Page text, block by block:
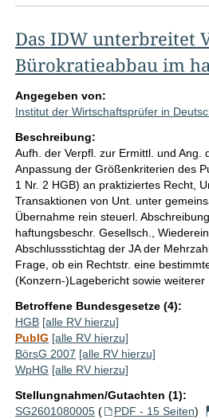
Das IDW unterbreitet
Bürokratieabbau im
Angegeben von:
Institut der Wirtschaftsprüfer in
Beschreibung:
Aufh. der Verpfl. zur Ermittl. und Ang.
Anpassung der Größenkriterien des
1 Nr. 2 HGB) an praktiziertes Recht,
Transaktionen von Unt. unter
Übernahme rein steuerl.
haftungsbeschr. Gesellsch.,
Abschlussstichtag der JA der
Frage, ob ein Rechtstr. eine
(Konzern-)Lagebericht sowie weiterer
Betroffene Bundesgesetze (4):
HGB [alle RV hierzu]
PublG [alle RV hierzu]
BörsG 2007 [alle RV hierzu]
WpHG [alle RV hierzu]
Stellungnahmen/Gutachten (1):
SG2601080005( PDF - 15 Seiten)